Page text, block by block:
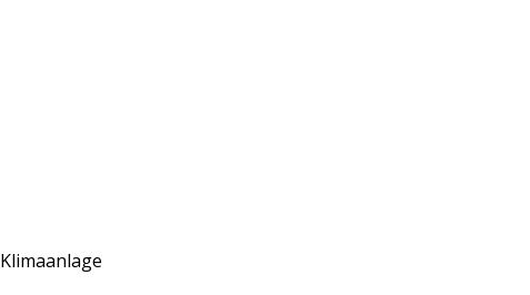
Klimaanlage